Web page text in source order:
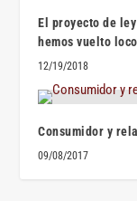
El proyecto de
hemos vuelto
12/19/2018
Consumidor y
09/08/2017